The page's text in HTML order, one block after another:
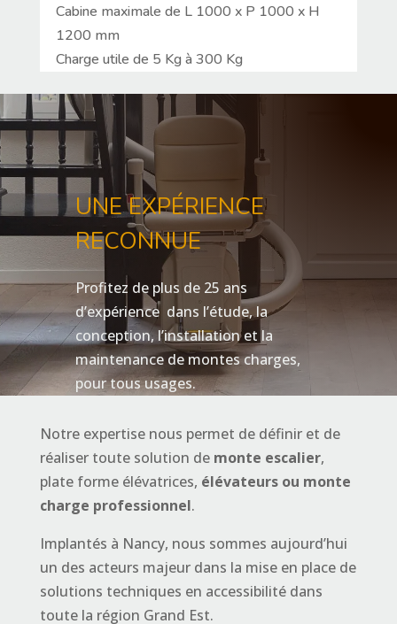
Cabine maximale de L 1000 x P 1000 x H
1200 mm
Charge utile de 5 Kg à 300 Kg
UNE EXPÉRIENCE
RECONNUE
Profitez de plus de 25 ans
d’expérience dans l’étude, la
conception, l’installation et la
maintenance de montes charges,
pour tous usages.
Notre expertise nous permet de définir et de
réaliser toute solution de monte escalier,
plate forme élévatrices, élévateurs ou monte
charge professionnel.
Implantés à Nancy, nous sommes aujourd’hui
un des acteurs majeur dans la mise en place de
solutions techniques en accessibilité dans
toute la région Grand Est.